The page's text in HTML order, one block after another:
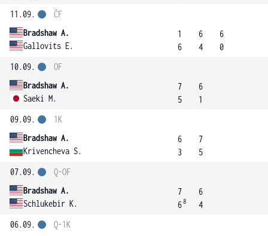
11.09.
Bradshaw A.
Gallovits E.
ČF
1
6
6
4
6
0
10.09.
Bradshaw A.
Saeki M.
OF
7
5
6
1
09.09.
Bradshaw A.
Krivencheva S.
1K
6
3
7
5
07.09.
Bradshaw A.
Schlukebir K.
Q-OF
7
68
6
4
06.09.
Q-1K